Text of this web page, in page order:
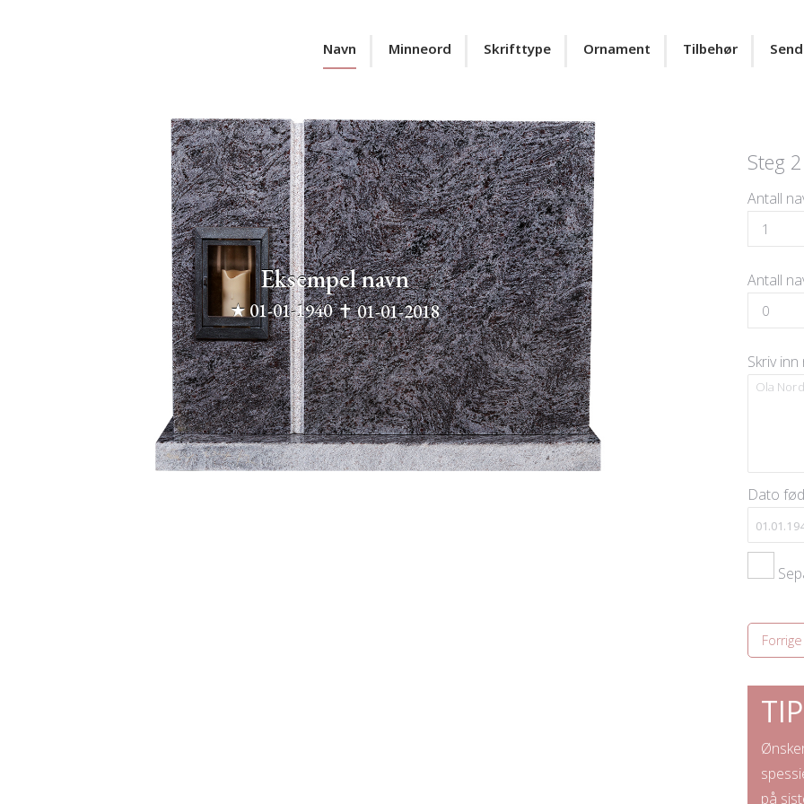
Navn Minneord Skrifttype Ornament Tilbehør
Eksempel navn
★ 01-01-1940 ✝︎01-01-2018
Steg
Antall
Antall
Skriv inn
Dato
Ønsker du
spessielle
på siste siden